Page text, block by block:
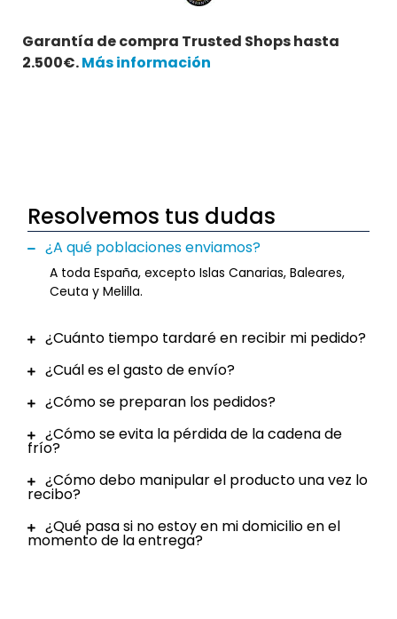
Garantía de compra Trusted Shops hasta
2.500€.Más información
Resolvemos tus dudas
¿A qué poblaciones enviamos?
A toda España, excepto Islas Canarias, Baleares,
Ceuta y Melilla.
¿Cuánto tiempo tardaré en recibir mi pedido?
¿Cuál es el gasto de envío?
¿Cómo se preparan los pedidos?
¿Cómo se evita la pérdida de la cadena de
frío?
¿Cómo debo manipular el producto una vez lo
recibo?
¿Qué pasa si no estoy en mi domicilio en el
momento de la entrega?